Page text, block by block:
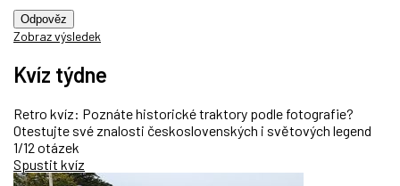
Odpověz
Zobraz výsledek
Kvíz týdne
Retro kvíz: Poznáte historické traktory podle fotografie?
Otestujte své znalosti československých i světových legend
1/12 otázek
Spustit kvíz